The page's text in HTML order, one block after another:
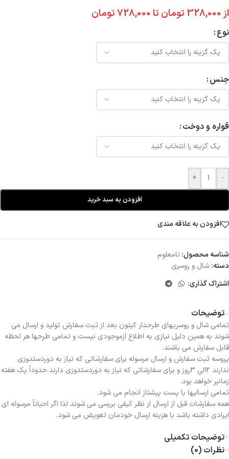
از 328,000 تومان تا 728,000تومان
نوع
جنس
قواره و دوخت
-
+
افزودن به سبد خرید
افزودن به علاقه مندی
شناسه محصول: نامعلوم
دسته: شال و روسری
اشتراک گذاری:
توضیحات
تمامی شال و روسریهای طرحدار کیتون بعد از ثبت سفارش تولید و ارسال می
شوند به همین دلیل نیازی به اطلاع ازموجودی نیست و تمامی طرحها هر لحظه
قابل سفارش می باشند.
پروسه ثبت سفارش و ارسال مرسوله برای سفارشاتی که نیاز به دوردستدوزی
ندارند 2الی 3روز و برای سفارشاتی که نیاز به دوردستدوزی دارند حدوداً یک هفته
زمانبر خواهد بود.
تمامی ارسالیها با پست پیشتاز انجام می شود.
همه سفارشات قبل از ارسال از نظر کیفی بررسی می شوند لذا اگر احیاناً مرسوله ای
ایرادی داشته باشد با هزینه ارسال خودمان تعویض می شود.
توضیحات تکمیلی
نظرات (0)